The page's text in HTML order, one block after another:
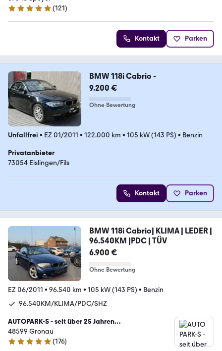
4.8 Sterne
(121)
Kontakt Parken
BMW 118i Cabrio -
9.200 €
Ohne Bewertung
Unfallfrei • EZ 01/2011 • 122.000 km • 105 kW (143 PS) • Benzin
Privatanbieter
73054 Eislingen/Fils
Kontakt Parken
BMW 118i Cabrio| KLIMA | LEDER |
96.540KM |PDC | TÜV
6.900 €
Ohne Bewertung
EZ 06/2011 • 96.540 km • 105 kW (143 PS) • Benzin
96.540KM/KLIMA/PDC/SHZ
AUTOPARK-S - seit über 25 Jahren…
48599 Gronau
4.9 Sterne
(176)